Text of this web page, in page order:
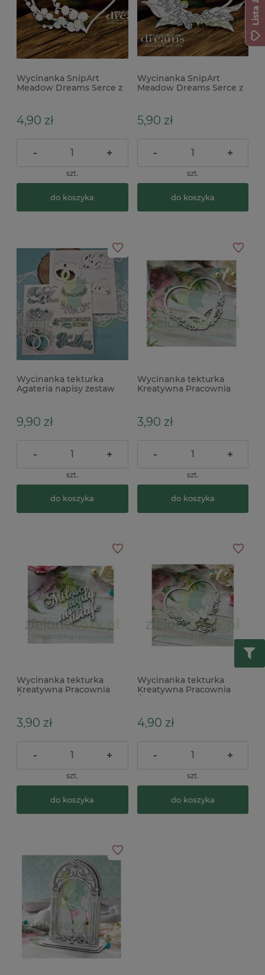
Wycinanka SnipArt
Meadow Dreams Serce z
4,90 zł
- +
szt.
do koszyka
Wycinanka SnipArt
Meadow Dreams Serce z
5,90 zł
- +
szt.
do koszyka
Wycinanka tekturka
Agateria napisy zestaw
Życzenia
9,90 zł
- +
szt.
do koszyka
Wycinanka tekturka
Kreatywna Pracownia
3,90 zł
- +
szt.
do koszyka
Wycinanka tekturka
Kreatywna Pracownia
3,90 zł
- +
szt.
do koszyka
Wycinanka tekturka
Kreatywna Pracownia
4,90 zł
- +
szt.
do koszyka